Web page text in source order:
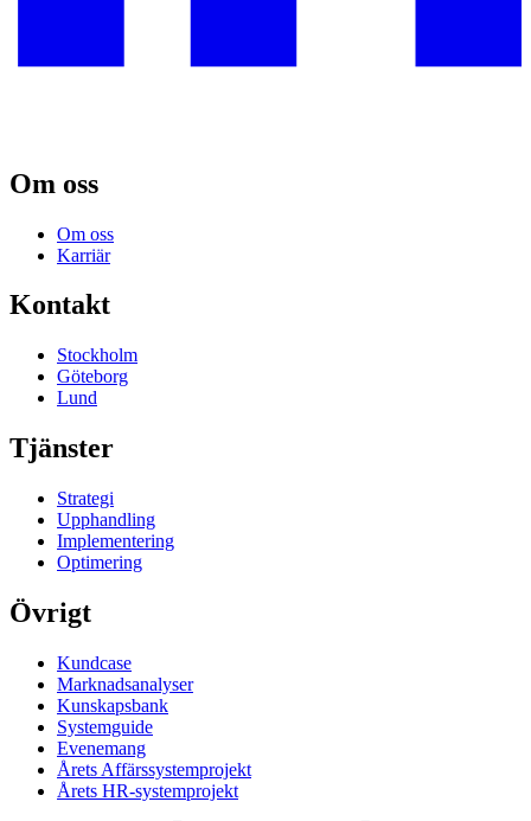
Om oss
Om oss
Karriär
Kontakt
Stockholm
Göteborg
Lund
Tjänster
Strategi
Upphandling
Implementering
Optimering
Övrigt
Kundcase
Marknadsanalyser
Kunskapsbank
Systemguide
Evenemang
Årets Affärssystemprojekt
Årets HR-systemprojekt